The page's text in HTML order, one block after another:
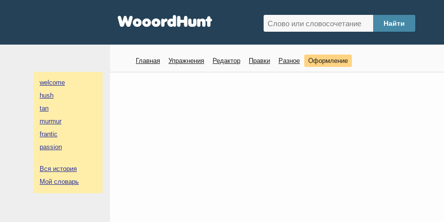
welcome
hush
tan
murmur
frantic
passion
Вся история
Мой словарь
Главная Упражнения Редактор Правки Разное Оформление